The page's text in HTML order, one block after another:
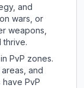
and
wars, or
weapons,
thrive.
PvP zones.
and
PvP